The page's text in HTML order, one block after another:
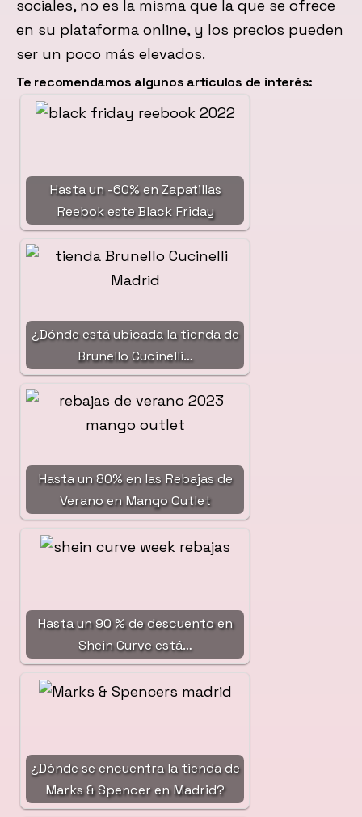
sociales, no es la misma que la que se ofrece
en su plataforma online, y los precios pueden
ser un poco más elevados.
Te recomendamos algunos artículos de interés:
Hasta un -60% en Zapatillas
Reebok este Black Friday
¿Dónde está ubicada la tienda de
Brunello Cucinelli…
Hasta un 80% en las Rebajas de
Verano en Mango Outlet
Hasta un 90 % de descuento en
Shein Curve está…
¿Dónde se encuentra la tienda de
Marks & Spencer en Madrid?